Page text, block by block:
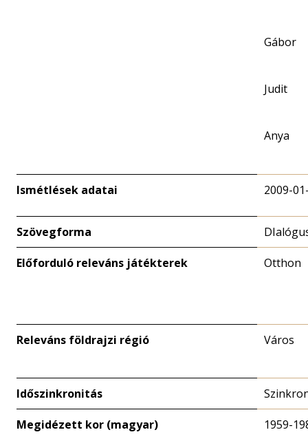
Gábor
Judit
Anya
Ismétlések adatai 2009-
Szövegforma
Előforduló releváns játékterek Otthon
Releváns földrajzi régió Város
Időszinkronitás
Megidézett kor (magyar) 1959-